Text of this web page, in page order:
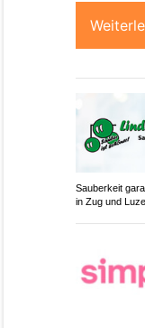
Sauberkeit
in Zug und